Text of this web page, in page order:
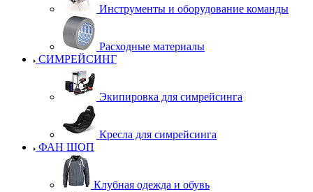
Инструменты и оборудование команды
Расходные материалы
СИМРЕЙСИНГ
Экипировка для симрейсинга
Кресла для симрейсинга
ФАН ШОП
Клубная одежда и обувь